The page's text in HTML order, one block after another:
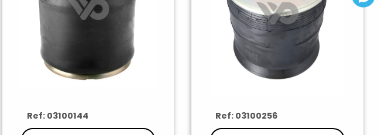
Ref: 03100144 Ref: 03100256